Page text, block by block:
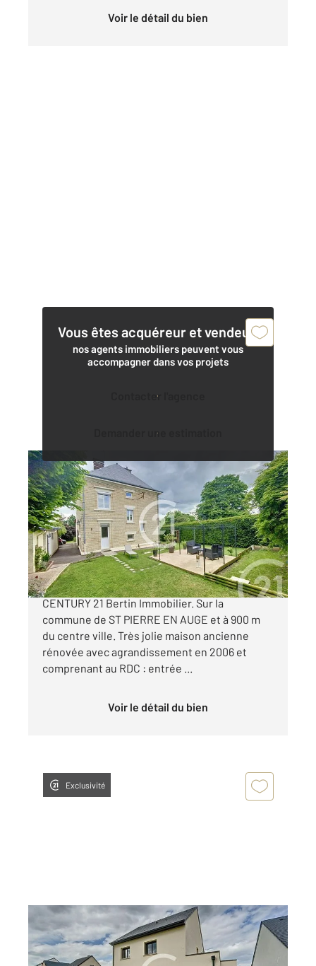
Voir le détail du bien
Vous êtes acquéreur et vendeur,
nos agents immobiliers peuvent vous
accompagner dans vos projets
Contacter l'agence
Demander une estimation
ST PIERRE EN AUGE 14
175 m2, 7 pièces
Ref : 2253
Maison à vendre
299 000 €
Nouveau à ce prix dans votre agence
CENTURY 21 Bertin Immobilier. Sur la
commune de ST PIERRE EN AUGE et à 900 m
du centre ville. Très jolie maison ancienne
rénovée avec agrandissement en 2006 et
comprenant au RDC : entrée ...
Voir le détail du bien
Exclusivité
BRETTEVILLE SUR LAIZE 14
120 m , 5 pièces
Ref : 2325